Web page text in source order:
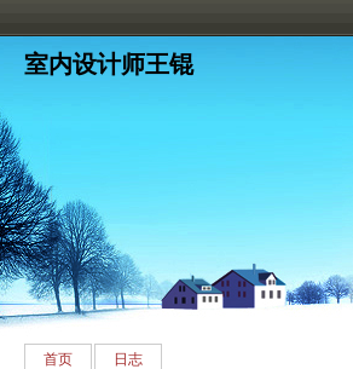
室内设计师王锟
首页 日志